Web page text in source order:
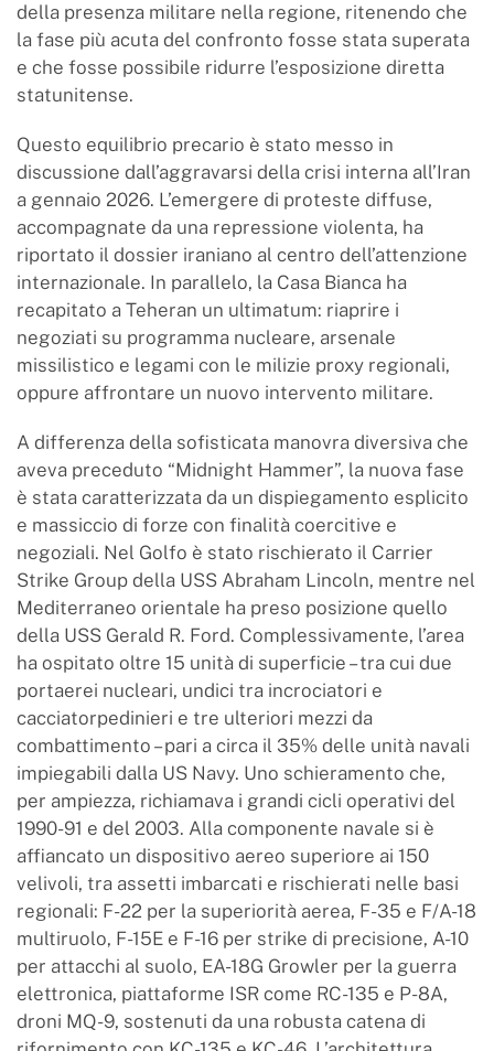
della presenza militare nella regione, ritenendo che
la fase più acuta del confronto fosse stata superata
e che fosse possibile ridurre l’esposizione diretta
statunitense.
Questo equilibrio precario è stato messo in
discussione dall’aggravarsi della crisi interna all’Iran
a gennaio 2026. L’emergere di proteste diffuse,
accompagnate da una repressione violenta, ha
riportato il dossier iraniano al centro dell’attenzione
internazionale. In parallelo, la Casa Bianca ha
recapitato a Teheran un ultimatum: riaprire i
negoziati su programma nucleare, arsenale
missilistico e legami con le milizie proxy regionali,
oppure affrontare un nuovo intervento militare.
A differenza della sofisticata manovra diversiva che
aveva preceduto “Midnight Hammer”, la nuova fase
è stata caratterizzata da un dispiegamento esplicito
e massiccio di forze con finalità coercitive e
negoziali. Nel Golfo è stato rischierato il Carrier
Strike Group della USS Abraham Lincoln, mentre nel
Mediterraneo orientale ha preso posizione quello
della USS Gerald R. Ford. Complessivamente, l’area
ha ospitato oltre 15 unità di superficie – tra cui due
portaerei nucleari, undici tra incrociatori e
cacciatorpedinieri e tre ulteriori mezzi da
combattimento – pari a circa il 35% delle unità navali
impiegabili dalla US Navy. Uno schieramento che,
per ampiezza, richiamava i grandi cicli operativi del
1990-91 e del 2003. Alla componente navale si è
affiancato un dispositivo aereo superiore ai 150
velivoli, tra assetti imbarcati e rischierati nelle basi
regionali: F-22 per la superiorità aerea, F-35 e F/A-18
multiruolo, F-15E e F-16 per strike di precisione, A-10
per attacchi al suolo, EA-18G Growler per la guerra
elettronica, piattaforme ISR come RC-135 e P-8A,
droni MQ-9, sostenuti da una robusta catena di